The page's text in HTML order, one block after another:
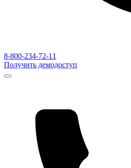
8-800-234-72-11
Получить демодоступ